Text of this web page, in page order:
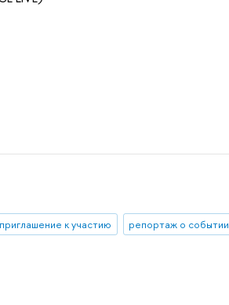
приглашение к участию
репортаж о событии